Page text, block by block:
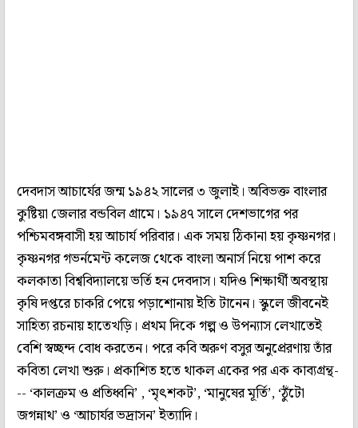
দেবদাস আচার্যের জন্ম ১৯৪২ সালের ৩ জুলাই। অবিভক্ত বাংলার
কুষ্টিয়া জেলার বন্ডবিল গ্রামে। ১৯৪৭ সালে দেশভাগের পর
পশ্চিমবঙ্গবাসী হয় আচার্য পরিবার। এক সময় ঠিকানা হয় কৃষ্ণনগর।
কৃষ্ণনগর গভর্নমেন্ট কলেজ থেকে বাংলা অনার্স নিয়ে পাশ করে
কলকাতা বিশ্ববিদ্যালয়ে ভর্তি হন দেবদাস। যদিও শিক্ষার্থী অবস্থায়
কৃষি দপ্তরে চাকরি পেয়ে পড়াশোনায় ইতি টানেন। স্কুলে জীবনেই
সাহিত্য রচনায় হাতেখড়ি। প্রথম দিকে গল্প ও উপন্যাস লেখাতেই
বেশি স্বচ্ছন্দ বোধ করতেন। পরে কবি অরুণ বসুর অনুপ্রেরণায় তাঁর
কবিতা লেখা শুরু। প্রকাশিত হতে থাকল একের পর এক কাব্যগ্রন্থ-
-- ‘কালক্রম ও প্রতিধ্বনি’ , ‘মৃৎশকট’, ‘মানুষের মূর্তি’, ‘ঠুঁটো
জগন্নাথ’ ও ‘আচার্যর ভদ্রাসন’ ইত্যাদি।